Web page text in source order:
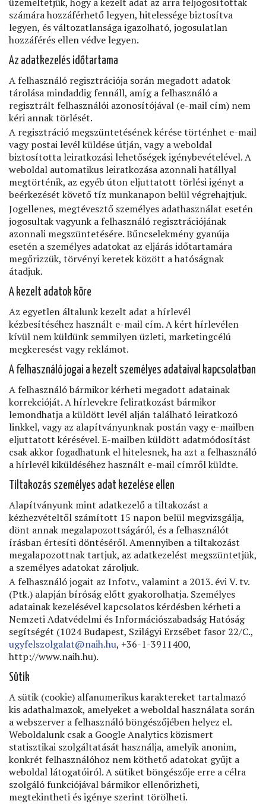
számára hozzáférhető legyen, hitelessége biztosítva
legyen, és változatlansága igazolható, jogosulatlan
hozzáférés ellen védve legyen.
Az adatkezelés időtartama
A felhasználó regisztrációja során megadott adatok
tárolása mindaddig fennáll, amíg a felhasználó a
regisztrált felhasználói azonosítójával (e-mail cím) nem
kéri annak törlését.
A regisztráció megszüntetésének kérése történhet e-mail
vagy postai levél küldése útján, vagy a weboldal
biztosította leiratkozási lehetőségek igénybevételével. A
weboldal automatikus leiratkozása azonnali hatállyal
megtörténik, az egyéb úton eljuttatott törlési igényt a
beérkezését követő tíz munkanapon belül végrehajtjuk.
Jogellenes, megtévesztő személyes adathasználat esetén
jogosultak vagyunk a felhasználó regisztrációjának
azonnali megszüntetésére. Bűncselekmény gyanúja
esetén a személyes adatokat az eljárás időtartamára
megőrizzük, törvényi keretek között a hatóságnak
átadjuk.
A kezelt adatok köre
Az egyetlen általunk kezelt adat a hírlevél
kézbesítéséhez használt e-mail cím. A kért hírlevélen
kívül nem küldünk semmilyen üzleti, marketingcélú
megkeresést vagy reklámot.
A felhasználó jogai a kezelt személyes adataival kapcsolatban
A felhasználó bármikor kérheti megadott adatainak
korrekcióját. A hírlevekre feliratkozást bármikor
lemondhatja a küldött levél alján található leiratkozó
linkkel, vagy az alapítványunknak postán vagy e-mailben
eljuttatott kérésével. E-mailben küldött adatmódosítást
csak akkor fogadhatunk el hitelesnek, ha azt a felhasználó
a hírlevél kiküldéséhez használt e-mail címről küldte.
Tiltakozás személyes adat kezelése ellen
Alapítványunk mint adatkezelő a tiltakozást a
kézhezvételtől számított 15 napon belül megvizsgálja,
dönt annak megalapozottságáról, és a felhasználót
írásban értesíti döntéséről. Amennyiben a tiltakozást
megalapozottnak tartjuk, az adatkezelést megszüntetjük,
a személyes adatokat zároljuk.
A felhasználó jogait az Infotv., valamint a 2013. évi V. tv.
(Ptk.) alapján bíróság előtt gyakorolhatja. Személyes
adatainak kezelésével kapcsolatos kérdésben kérheti a
Nemzeti Adatvédelmi és Információszabadság Hatóság
segítségét (1024 Budapest, Szilágyi Erzsébet fasor 22/C.,
ugyfelszolgalat@naih.hu, +36-1-3911400,
http://www.naih.hu).
Sütik
A sütik (cookie) alfanumerikus karaktereket tartalmazó
kis adathalmazok, amelyeket a weboldal használata során
a webszerver a felhasználó böngészőjében helyez el.
Weboldalunk csak a Google Analytics közismert
statisztikai szolgáltatását használja, amelyik anonim,
konkrét felhasználóhoz nem köthető adatokat gyűjt a
weboldal látogatóiról. A sütiket böngészője erre a célra
szolgáló funkciójával bármikor ellenőrizheti,
megtekintheti és igénye szerint törölheti.